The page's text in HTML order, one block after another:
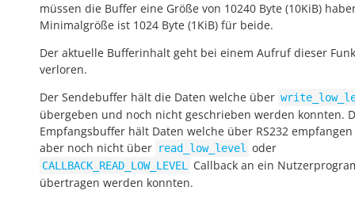
müssen die Buffer eine Größe von 10240 Byte (10KiB)
Minimalgröße ist 1024 Byte (1KiB) für beide.
Der aktuelle Bufferinhalt geht bei einem Aufruf dieser
verloren.
Der Sendebuffer hält die Daten welche über
übergeben und noch nicht geschrieben werden konnten.
Empfangsbuffer hält Daten welche über RS232
aber noch nicht über read_low_level oder
CALLBACK_READ_LOW_LEVEL
Callback an ein
übertragen werden konnten.